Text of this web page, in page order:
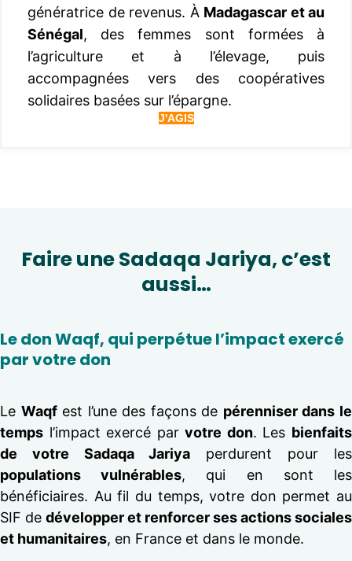
génératrice de revenus. À Madagascar et au
Sénégal, des femmes sont formées à
l’agriculture et à l’élevage, puis
accompagnées vers des coopératives
solidaires basées sur l’épargne.
J'AGIS
Faire une Sadaqa Jariya, c’est
aussi…
Le don Waqf, qui perpétue l’impact exercé
par votre don
Le Waqfest l’une des façons de pérenniser dans le
temps l’impact exercé parvotre don. Les bienfaits
de votre Sadaqa Jariya perdurent pour les
populations vulnérables, qui en sont les
bénéficiaires. Au fil du temps, votre don permet au
SIF de développer et renforcer ses actions sociales
et humanitaires, en France et dans le monde.